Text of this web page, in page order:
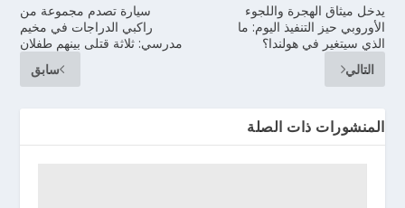
سيارة تصدم مجموعة من
راكبي الدراجات في مخيم
مدرسي: ثلاثة قتلى بينهم طفلان
سابق
يدخل ميثاق الهجرة واللجوء
الأوروبي حيز التنفيذ اليوم: ما
الذي سيتغير في هولندا؟
التالي
المنشورات ذات الصلة